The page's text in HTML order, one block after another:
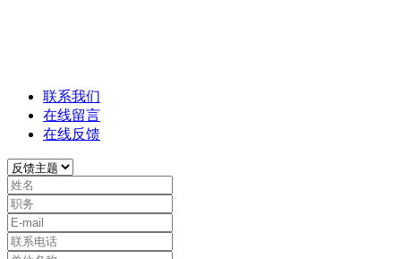
联系我们
在线留言
在线反馈